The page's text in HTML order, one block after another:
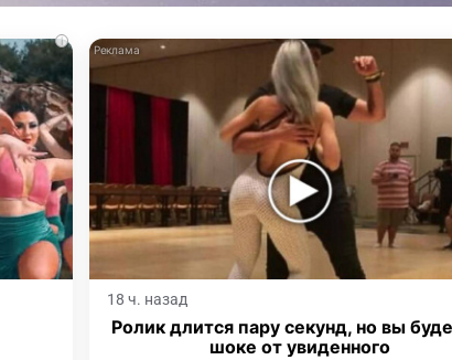
i
18 ч. назад
Ролик длится пару секунд, но вы
шоке от увиденного